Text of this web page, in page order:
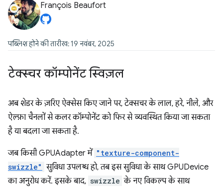
François Beaufort
पब्लिश होने की तारीख: 19 नवंबर, 2025
टेक्स्चर कॉम्पोनेंट स्विज़ल
अब शेडर के ज़रिए ऐक्सेस किए जाने पर, टेक्सचर के लाल, हरे, नीले, और
ऐल्फ़ा चैनलों से कलर कॉम्पोनेंट को फिर से व्यवस्थित किया जा सकता
है या बदला जा सकता है.
जब किसी GPUAdapter में "texture-component-
swizzle" सुविधा उपलब्ध हो, तब इस सुविधा के साथ GPUDevice
का अनुरोध करें. इसके बाद, swizzle के नए विकल्प के साथ